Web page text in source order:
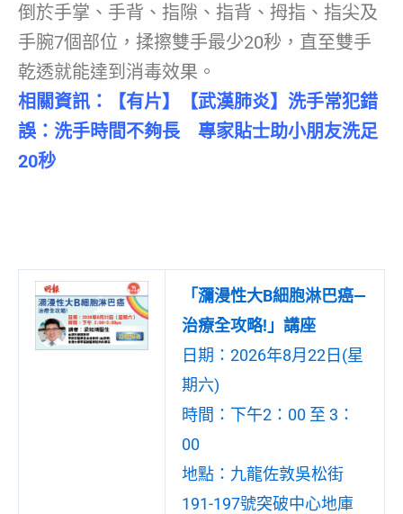
倒於手掌、手背、指隙、指背、拇指、指尖及
手腕7個部位，揉擦雙手最少20秒，直至雙手
乾透就能達到消毒效果。
相關資訊：
【有片】【武漢肺炎】洗手常犯錯
誤：洗手時間不夠長 專家貼士助小朋友洗足
20秒
「瀰漫性大B細胞淋巴癌—
治療全攻略!」講座
日期：2026年8月22日(星
期六)
時間：下午2：00 至 3：
00
地點：九龍佐敦吳松街
191-197號突破中心地庫